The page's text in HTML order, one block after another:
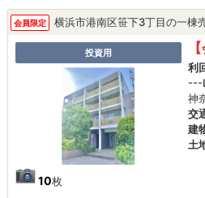
会員限定 横浜市港南区笹下3丁目の一棟
投資用
10枚
利
---
神
交
建
土